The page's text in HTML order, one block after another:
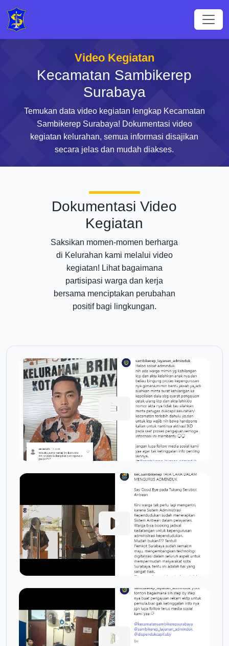
Video Kegiatan
Kecamatan Sambikerep
Surabaya
Temukan data video kegiatan lengkap Kecamatan
Sambikerep Surabaya! Dokumentasi video
kegiatan kelurahan, semua informasi disajikan
secara jelas dan mudah diakses.
Dokumentasi Video
Kegiatan
Saksikan momen-momen berharga
di Kelurahan kami melalui video
kegiatan! Lihat bagaimana
partisipasi warga dan kerja
bersama menciptakan perubahan
positif bagi lingkungan.